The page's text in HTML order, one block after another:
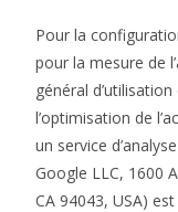
Pour la
pour la mesure de
général
l’optimisation de
un service
Google LLC, 1600
CA 94043, USA)